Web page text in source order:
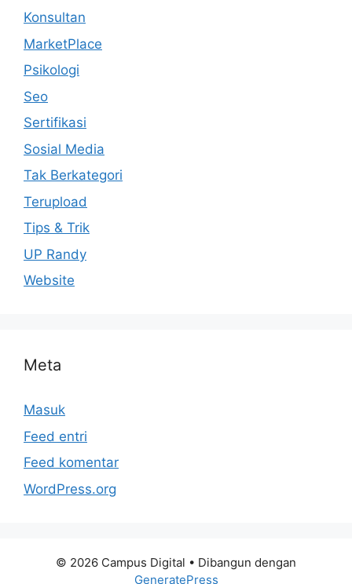
Konsultan
MarketPlace
Psikologi
Seo
Sertifikasi
Sosial Media
Tak Berkategori
Terupload
Tips & Trik
UP Randy
Website
Meta
Masuk
Feed entri
Feed komentar
WordPress.org
© 2026 Campus Digital • Dibangun dengan
GeneratePress